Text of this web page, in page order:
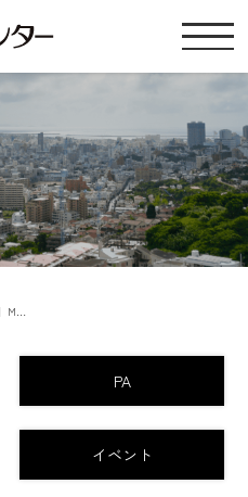
】M…
PA
イベント